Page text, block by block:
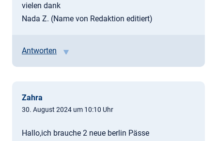
vielen dank
Nada Z. (Name von Redaktion editiert)
Antworten
Zahra
30. August 2024 um 10:10 Uhr
Hallo,ich brauche 2 neue berlin Pässe